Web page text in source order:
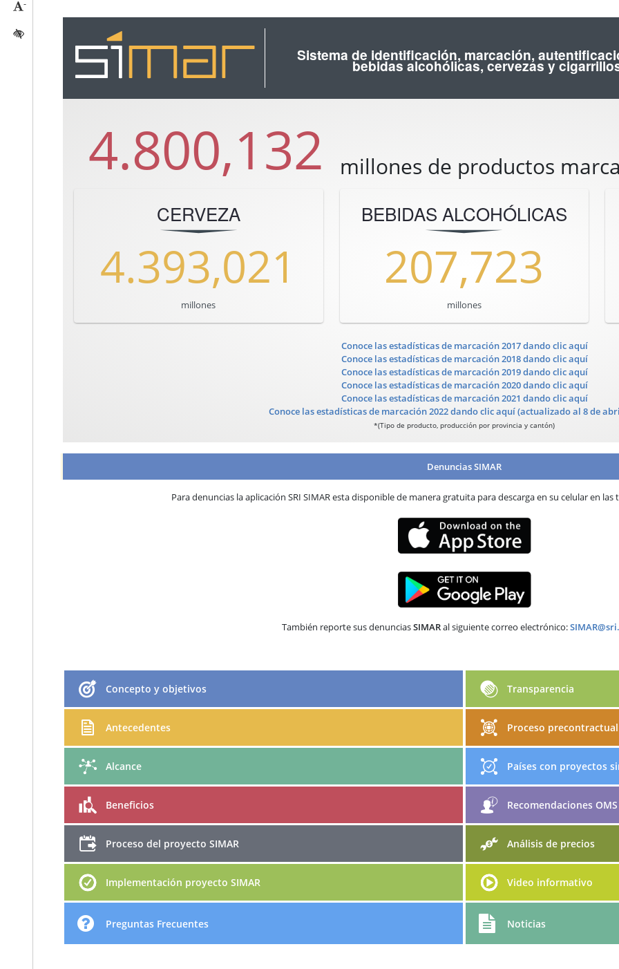
-Reducir tamaño caracteres
Activar/quitar contraste
Sistema de identificación, marcación,
bebidas alcohólicas, cervezas y
4.800,132 millones de productos
CERVEZA
4.393,021
millones
BEBIDAS ALCOHÓLICAS
207,723
millones
Conoce las estadísticas de marcación 2017 dando clic aquí
Conoce las estadísticas de marcación 2018 dando clic aquí
Conoce las estadísticas de marcación 2019 dando clic aquí
Conoce las estadísticas de marcación 2020 dando clic aquí
Conoce las estadísticas de marcación 2021 dando clic aquí
Conoce las estadísticas de marcación 2022 dando clic aquí(actualizado al 8 de
*(Tipo de producto, producción por provincia y cantón)
Denuncias SIMAR
Para denuncias la aplicación SRI SIMAR esta disponible de manera gratuita para descarga en su celular en las
También reporte sus denunciasSIMARal siguiente correo electrónico:
Concepto y objetivos
Antecedentes
Alcance
Beneficios
Proceso del proyecto SIMAR
Implementación proyecto SIMAR
Preguntas Frecuentes
Transparencia
Proceso precontractual
Países con proyectos
Recomendaciones OMS
Análisis de precios
Video informativo
Noticias